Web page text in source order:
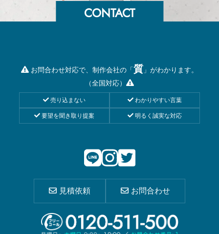
お問合わせ対応で、制作会社の「質 」がわかります。
（全国対応）
売り込まない わかりやすい言葉
要望を聞き取り提案 明るく誠実な対応
見積依頼 お問合わせ